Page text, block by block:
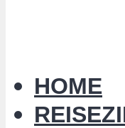
HOME